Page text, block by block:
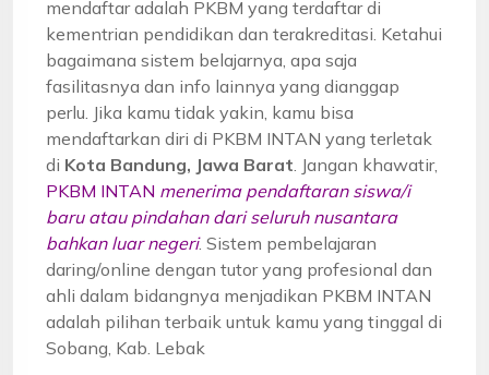
mendaftar adalah PKBM yang terdaftar di
kementrian pendidikan dan terakreditasi. Ketahui
bagaimana sistem belajarnya, apa saja
fasilitasnya dan info lainnya yang dianggap
perlu. Jika kamu tidak yakin, kamu bisa
mendaftarkan diri di PKBM INTAN yang terletak
di Kota Bandung, Jawa Barat . Jangan khawatir,
PKBM INTAN menerima pendaftaran siswa/i
baru atau pindahan dari seluruh nusantara
bahkan luar negeri. Sistem pembelajaran
daring/online dengan tutor yang profesional dan
ahli dalam bidangnya menjadikan PKBM INTAN
adalah pilihan terbaik untuk kamu yang tinggal di
Sobang, Kab. Lebak